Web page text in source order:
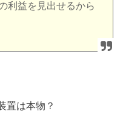
利益を見出せるから
置は本物？